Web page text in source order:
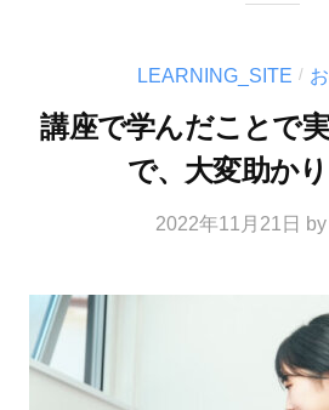
LEARNING_SITE /
講座で学んだことで
で、大変助か
2022年11月21日 by